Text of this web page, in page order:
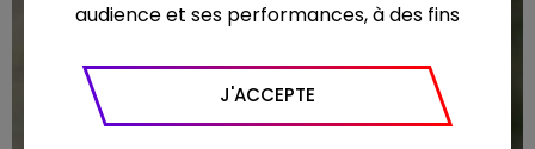
audience et ses performances, à des fins
Google Analytics pour générer des rapports
sur le trafic (nombre de visites, temps passé
sur le site, nombre de pages vues en moyenne,
J'ACCEPTE